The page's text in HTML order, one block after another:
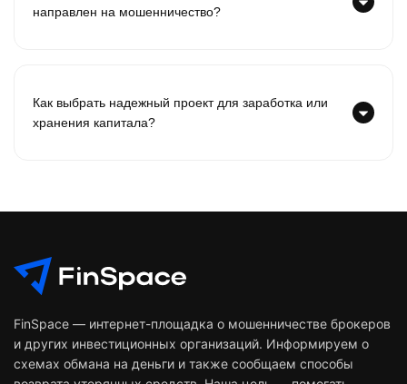
направлен на мошенничество?
Как выбрать надежный проект для заработка или
хранения капитала?
FinSpace — интернет-площадка о мошенничестве брокеров
и других инвестиционных организаций. Информируем о
схемах обмана на деньги и также сообщаем способы